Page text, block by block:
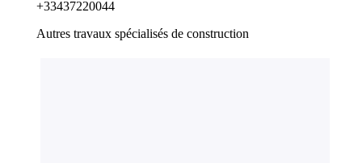
+33437220044
Autres travaux spécialisés de construction